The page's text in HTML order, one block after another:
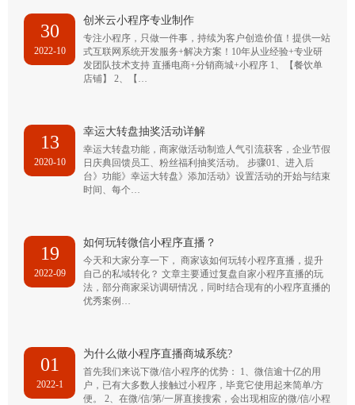
30
2022-10
创米云小程序专业制作
专注小程序，只做一件事，持续为客户创造价值！提供一站
式互联网系统开发服务+解决方案！10年从业经验+专业研
发团队技术支持 直播电商+分销商城+小程序 1、【餐饮单
店铺】 2、【…
13
2020-10
幸运大转盘抽奖活动详解
幸运大转盘功能，商家做活动制造人气引流获客，企业节假
日庆典回馈员工、粉丝福利抽奖活动。 步骤01、进入后
台》功能》幸运大转盘》添加活动》设置活动的开始与结束
时间、每个…
19
2022-09
如何玩转微信小程序直播？
今天和大家分享一下， 商家该如何玩转小程序直播，提升
自己的私域转化？ 文章主要通过复盘自家小程序直播的玩
法，部分商家采访调研情况，同时结合现有的小程序直播的
优秀案例…
01
2022-1
为什么做小程序直播商城系统?
首先我们来说下微/信小程序的优势： 1、微信逾十亿的用
户，已有大多数人接触过小程序，毕竟它使用起来简单/方
便。 2、在微/信/第/一屏直接搜索，会出现相应的微/信/小程